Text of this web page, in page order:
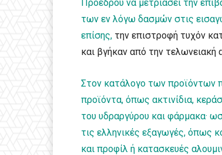
Προέδρου να μετριάσει την
των εν λόγω δασμών στις
επίσης, την επιστροφή τυχόν
και βγήκαν από την
Στον κατάλογο των προϊόντων
προϊόντα, όπως ακτινίδια,
του υδραργύρου και φάρμακα·
τις ελληνικές εξαγωγές, όπως
και προφίλ ή κατασκευές